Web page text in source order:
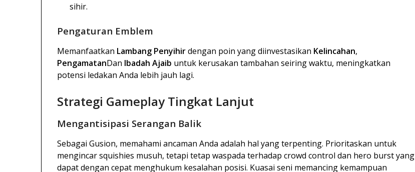
sihir.
Pengaturan Emblem
Memanfaatkan Lambang Penyihirdengan poin yang diinvestasikan Kelincahan,
PengamatanDan Ibadah Ajaib untuk kerusakan tambahan seiring waktu, meningkatkan
potensi ledakan Anda lebih jauh lagi.
Strategi Gameplay Tingkat Lanjut
Mengantisipasi Serangan Balik
Sebagai Gusion, memahami ancaman Anda adalah hal yang terpenting. Prioritaskan untuk
mengincar squishies musuh, tetapi tetap waspada terhadap crowd control dan hero burst yang
dapat dengan cepat menghukum kesalahan posisi. Kuasai seni memancing kemampuan